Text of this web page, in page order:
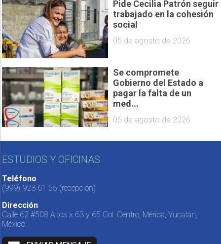
Pide Cecilia Patrón seguir
trabajado en la cohesión
social
05 de agosto de 2026
Se compromete
Gobierno del Estado a
pagar la falta de un
med...
05 de agosto de 2026
ESTUDIOS Y OFICINAS
Teléfono
(999) 923 61 55 (recepción)
Dirección
Calle 62 #508 Altos x 63 y 65 Col. Centro, Mérida, Yucatán,
México.